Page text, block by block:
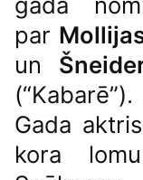
par
un
Gada
kora